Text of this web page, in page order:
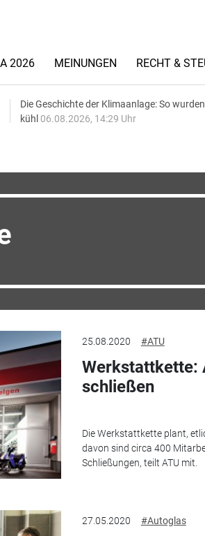
2026 MEINUNGEN RECHT &
Die Geschichte der Klimaanlage: So
kühl 06.08.2026, 14:29 Uhr
25.08.2020 #ATU
Werkstattkette:
schließen
Die Werkstattkette plant,
davon sind circa 400
Schließungen, teilt ATU mit.
27.05.2020 #Autoglas